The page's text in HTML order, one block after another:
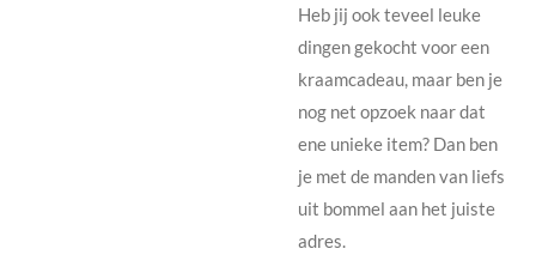
Heb jij ook teveel leuke
dingen gekocht voor een
kraamcadeau, maar ben je
nog net opzoek naar dat
ene unieke item? Dan ben
je met de manden van liefs
uit bommel aan het juiste
adres.